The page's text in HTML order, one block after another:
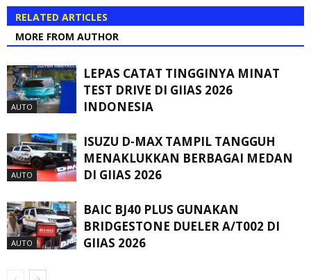
RELATED ARTICLES
MORE FROM AUTHOR
AUTO
LEPAS CATAT TINGGINYA MINAT
TEST DRIVE DI GIIAS 2026
INDONESIA
AUTO
ISUZU D-MAX TAMPIL TANGGUH
MENAKLUKKAN BERBAGAI MEDAN
DI GIIAS 2026
AUTO
BAIC BJ40 PLUS GUNAKAN
BRIDGESTONE DUELER A/T002 DI
GIIAS 2026